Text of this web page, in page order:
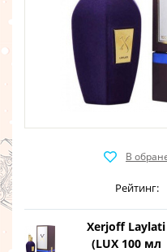
Рейтинг:
Xerjoff Laylati
(LUX 100 мл